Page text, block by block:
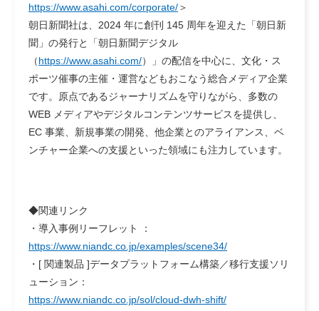
https://www.asahi.com/corporate/＞
朝日新聞社は、2024 年に創刊 145 周年を迎えた「朝日新
聞」の発行と「朝日新聞デジタル
（https://www.asahi.com/）」の配信を中心に、文化・ス
ポーツ催事の主催・運営などもおこなう総合メディア企業
です。原点であるジャーナリズムを守りながら、多数の
WEB メディアやデジタルコンテンツサービスを提供し、
EC 事業、新規事業の開発、他企業とのアライアンス、ベ
ンチャー企業への支援といった領域にも注力しています。
◆関連リンク
・導入事例リーフレット ：
https://www.niandc.co.jp/examples/scene34/
・[ 関連製品 ]データプラットフォーム構築／移行支援ソリ
ューション：
https://www.niandc.co.jp/sol/cloud-dwh-shift/